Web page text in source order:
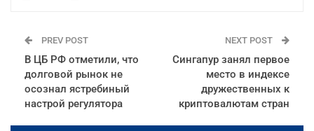
PREV POST
В ЦБ РФ отметили, что
долговой рынок не
осознал ястребиный
настрой регулятора
NEXT POST
Сингапур занял первое
место в индексе
дружественных к
криптовалютам стран